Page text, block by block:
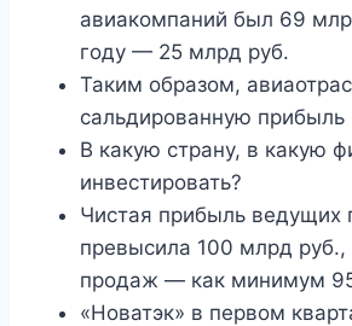
авиакомпаний был 69
году — 25 млрд руб.
Таким образом,
сальдированную
В какую страну, в какую
инвестировать?
Чистая прибыль ведущих
превысила 100 млрд руб.,
продаж — как минимум
«Новатэк» в первом